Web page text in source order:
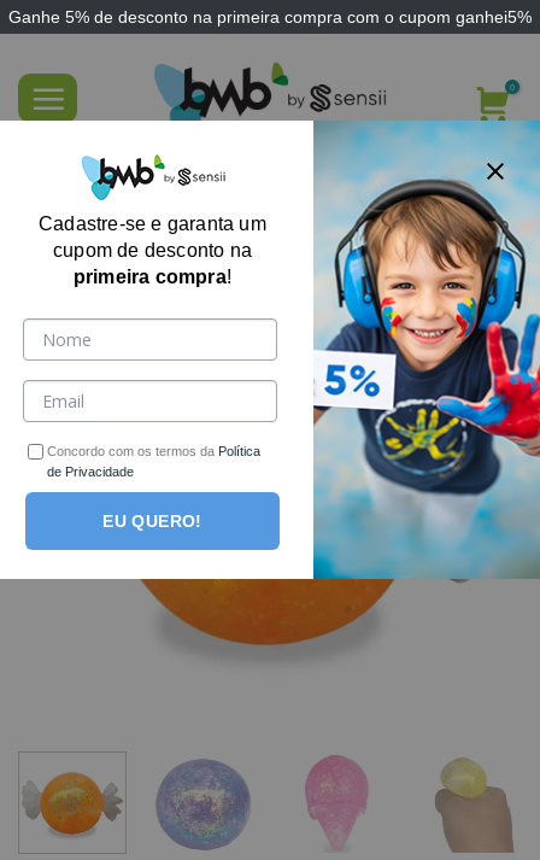
Ganhe 5% de desconto na primeira compra com o cupom ganhei5%
content
Bolinha Candy Squishy Macio de Apertar
Cadastre-se e garanta um
cupom de desconto na
primeira compra!
Concordo com os termos da Política
de Privacidade
EU QUERO!